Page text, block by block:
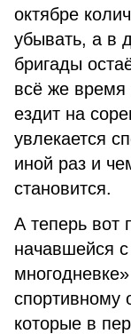
октябре
убывать, а в
бригады
всё же
ездит на
увлекается
иной раз и
становится.
А теперь вот
начавшейся
спортивному
которые в